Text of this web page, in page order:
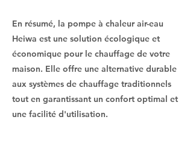
En résumé, la pompe à chaleur air-eau
Heiwa est une solution écologique et
économique pour le chauffage de votre
maison. Elle offre une alternative durable
aux systèmes de chauffage traditionnels
tout en garantissant un confort optimal et
une facilité d'utilisation.